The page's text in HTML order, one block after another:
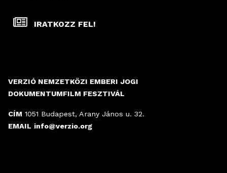
VERZIÓ NEMZETKÖZI EMBERI JOGI
DOKUMENTUMFILM FESZTIVÁL
CÍM 1051 Budapest, Arany János u. 32.
EMAIL info@verzio.org
IRATKOZZ FEL!